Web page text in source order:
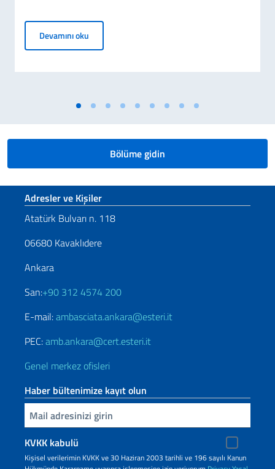
Devamını oku
Bölüme gidin
Footer section
Adresler ve Kişiler
Atatürk Bulvarı n. 118
06680 Kavaklıdere
Ankara
San:+90 312 4574 200
E-mail:ambasciata.ankara@esteri.it
PEC:amb.ankara@cert.esteri.it
Genel merkez ofisleri
Haber bültenimize kayıt olun
Inserisci la tua email
KVKK kabulü
Kişisel verilerimin KVKK ve 30 Haziran 2003 tarihli ve 196 sayılı Kanun